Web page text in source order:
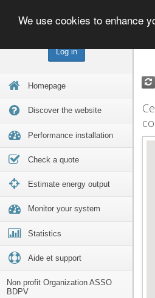
Log in
Homepage
Discover the website
Performance installation
Check a quote
Estimate energy output
Monitor your system
Statistics
Aide et support
Non profit Organization ASSO
BDPV
We use cookies to enhance